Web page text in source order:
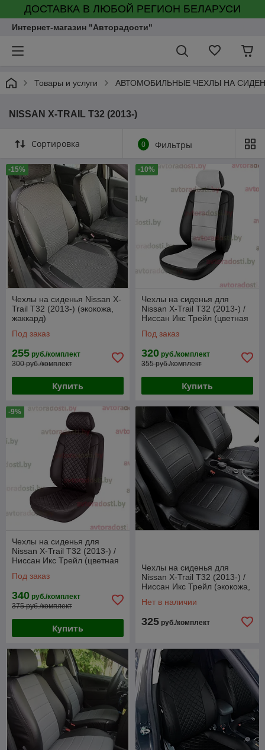
ДОСТАВКА В ЛЮБОЙ РЕГИОН БЕЛАРУСИ
Интернет-магазин "Авторадости"
Товары и услуги АВТОМОБИЛЬНЫЕ ЧЕХЛЫ НА
NISSAN X-TRAIL T32 (2013-)
Сортировка 0 Фильтры
-15%
Чехлы на сиденья Nissan X-
Trail T32 (2013-) (экокожа,
жаккард)
Под заказ
255 руб./комплект
300 руб./комплект
Купить
-10%
Чехлы на сиденья для
Nissan X-Trail T32 (2013-) /
Ниссан Икс Трейл (цветная
Под заказ
320 руб./комплект
355 руб./комплект
Купить
-9%
Чехлы на сиденья для
Nissan X-Trail T32 (2013-) /
Ниссан Икс Трейл (цветная
Под заказ
340 руб./комплект
375 руб./комплект
Купить
Чехлы на сиденья для
Nissan X-Trail T32 (2013-) /
Ниссан Икс Трейл (экокожа,
Нет в наличии
325 руб./комплект